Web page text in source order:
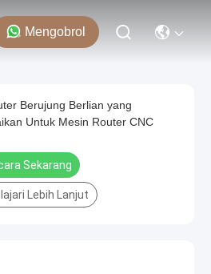
Mengobrol
Berujung Berlian yang
Untuk Mesin Router CNC
Sekarang
Lebih Lanjut